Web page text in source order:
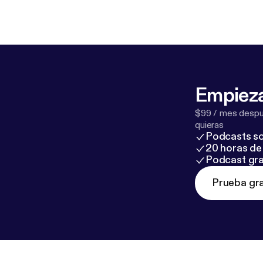
$99 / mes
quieras
Podcasts
20 horas
Podcast
Prueba